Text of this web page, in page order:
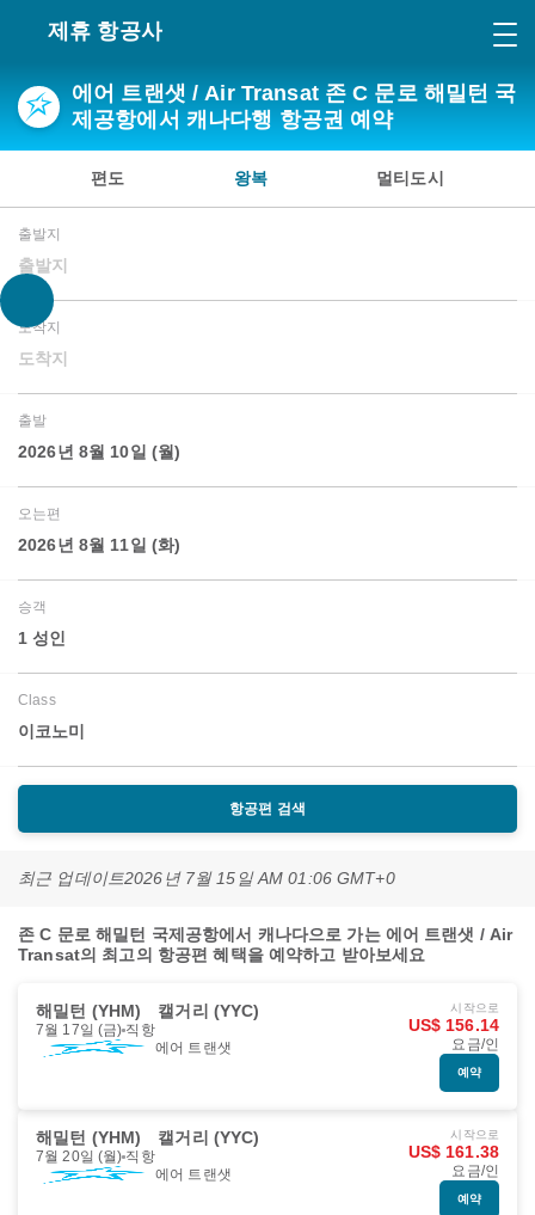
제휴 항공사
에어 트랜샛 / Air Transat 존 C 문로 해밀턴 국
제공항에서 캐나다행 항공권 예약
편도 왕복 멀티도시
출발지
출발지
도착지
도착지
출발
2026년 8월 10일 (월)
오는편
2026년 8월 11일 (화)
승객
1 성인
Class
이코노미
항공편 검색
최근 업데이트2026년 7월 15일 AM 01:06 GMT+0
존 C 문로 해밀턴 국제공항에서 캐나다으로 가는 에어 트랜샛 / Air
Transat의 최고의 항공편 혜택을 예약하고 받아보세요
해밀턴 (YHM) 캘거리 (YYC)
7월 17일 (금) 직항
에어 트랜샛
시작으로
US$ 156.14
요금/인
예약
해밀턴 (YHM) 캘거리 (YYC)
7월 20일 (월) 직항
에어 트랜샛
시작으로
US$ 161.38
요금/인
예약